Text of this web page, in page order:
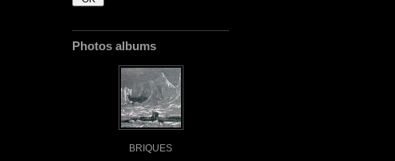
Photos albums
BRIQUES